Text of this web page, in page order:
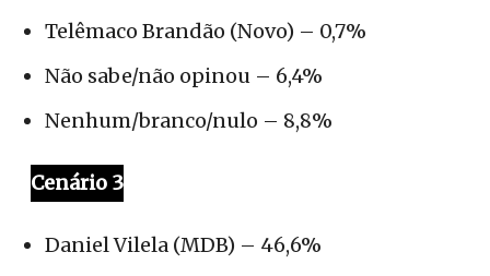
Telêmaco Brandão (Novo) – 0,7%
Não sabe/não opinou – 6,4%
Nenhum/branco/nulo – 8,8%
Cenário 3
Daniel Vilela (MDB) – 46,6%